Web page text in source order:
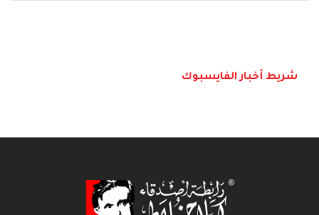
شريط أخبار الفايسبوك